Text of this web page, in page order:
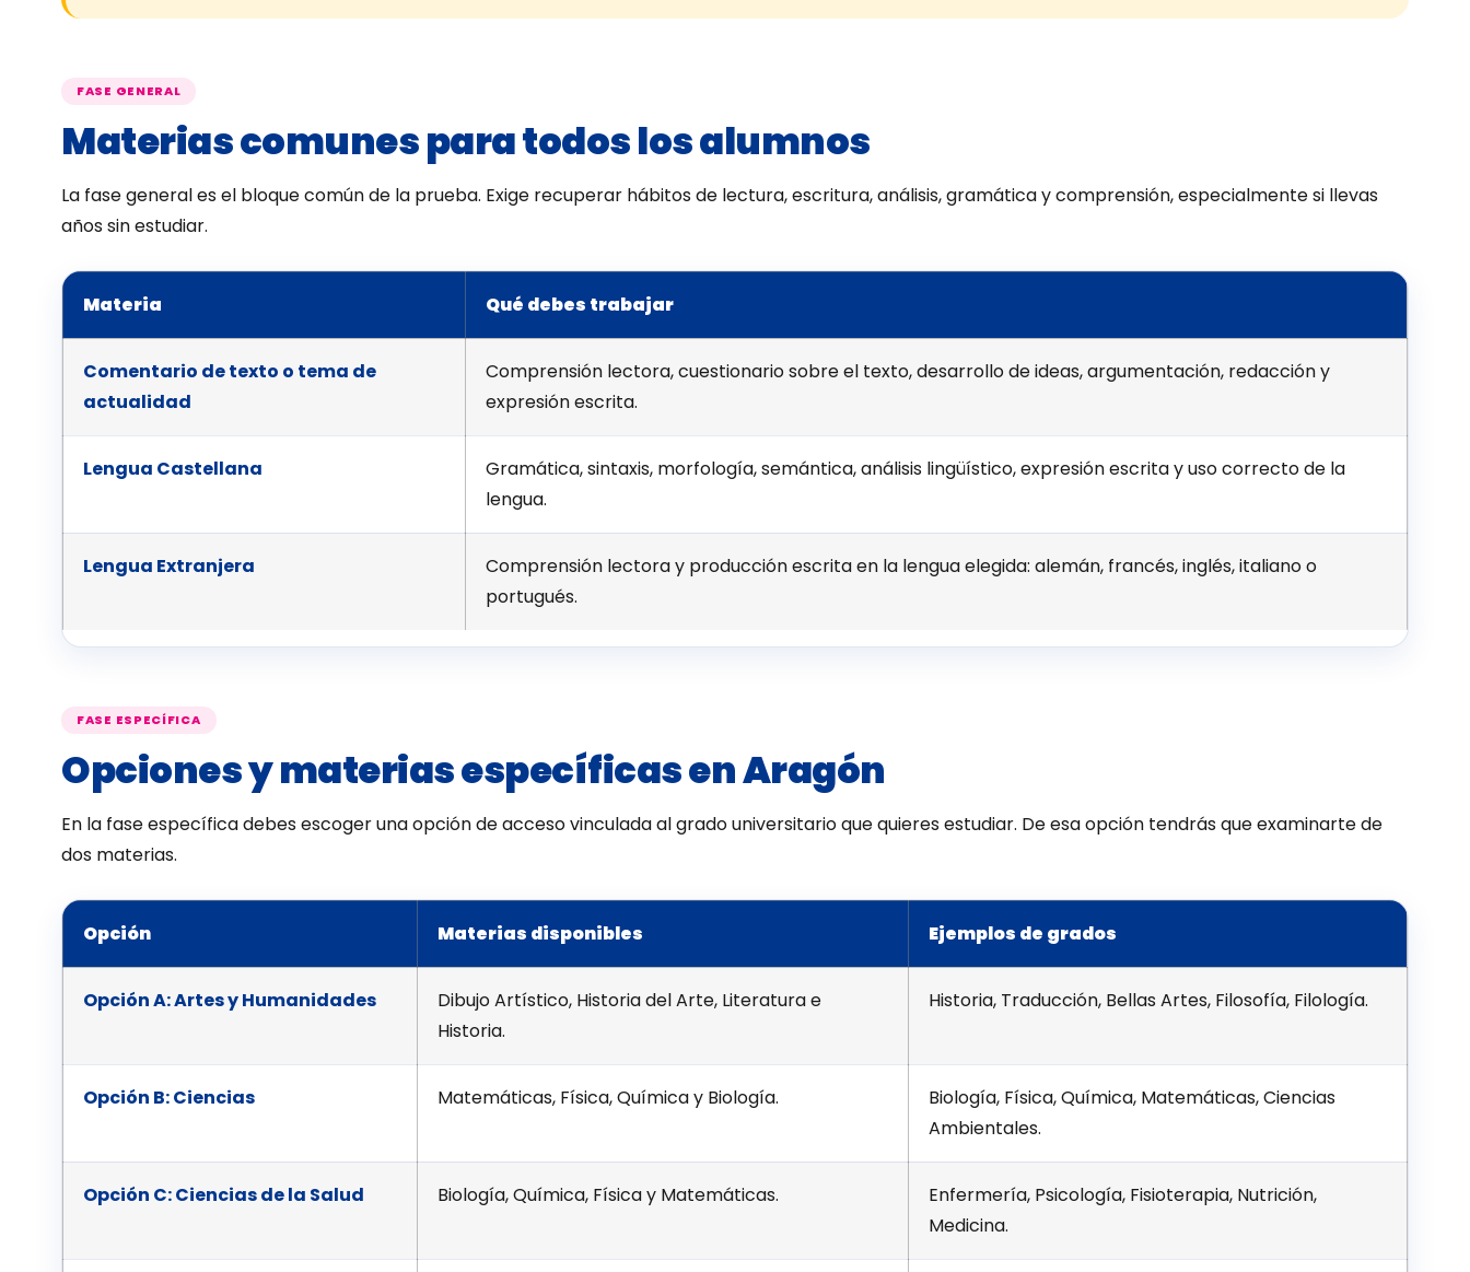
FASE GENERAL
Materias comunes para todos los alumnos
La fase general es el bloque común de la prueba. Exige recuperar hábitos de lectura, escritura, análisis, gramática y comprensión, especialmente si llevas
años sin estudiar.
Materia Qué debes trabajar
Comentario de texto o tema de
actualidad
Comprensión lectora, cuestionario sobre el texto, desarrollo de ideas, argumentación, redacción y
expresión escrita.
Lengua Castellana
Gramática, sintaxis, morfología, semántica, análisis lingüístico, expresión escrita y uso correcto de la
lengua.
Lengua Extranjera
Comprensión lectora y producción escrita en la lengua elegida: alemán, francés, inglés, italiano o
portugués.
FASE ESPECÍFICA
Opciones y materias específicas en Aragón
En la fase específica debes escoger una opción de acceso vinculada al grado universitario que quieres estudiar. De esa opción tendrás que examinarte de
dos materias.
Opción Materias disponibles Ejemplos de grados
Opción A: Artes y Humanidades
Dibujo Artístico, Historia del Arte, Literatura e
Historia.
Historia, Traducción, Bellas Artes, Filosofía, Filología.
Opción B: Ciencias Matemáticas, Física, Química y Biología.
Biología, Física, Química, Matemáticas, Ciencias
Ambientales.
Opción C: Ciencias de la Salud Biología, Química, Física y Matemáticas.
Enfermería, Psicología, Fisioterapia, Nutrición,
Medicina.